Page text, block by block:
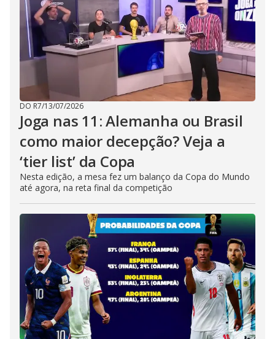
DO R7/13/07/2026
Joga nas 11: Alemanha ou Brasil
como maior decepção? Veja a
‘tier list’ da Copa
Nesta edição, a mesa fez um balanço da Copa do Mundo
até agora, na reta final da competição